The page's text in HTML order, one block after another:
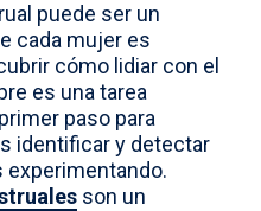
puede ser un
cada mujer es
cómo lidiar con el
es una tarea
paso para
identificar y detectar
experimentando.
son un